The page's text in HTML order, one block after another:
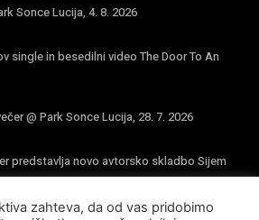
Sonce Lucija, 4. 8. 2026
single in besedilni video The Door To An
@ Park Sonce Lucija, 28. 7. 2026
predstavlja novo avtorsko skladbo Sijem
zahteva, da od vas pridobimo